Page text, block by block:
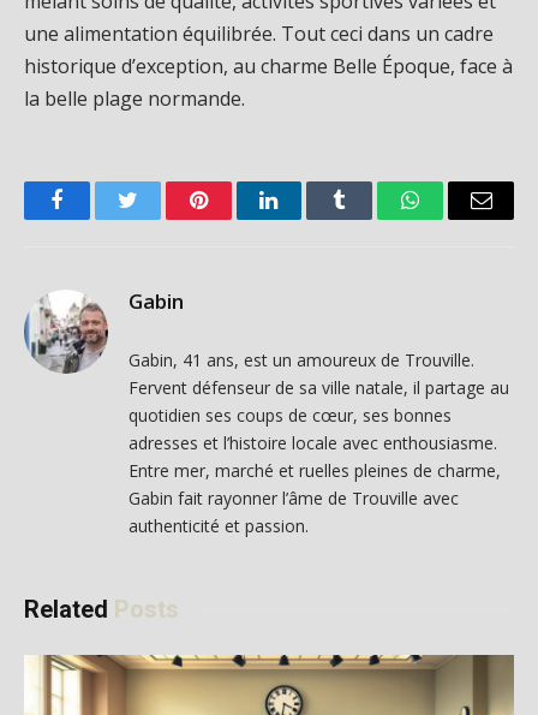
une alimentation équilibrée. Tout ceci dans un cadre
historique d’exception, au charme Belle Époque, face à
la belle plage normande.
FacebookTwitter PinterestLinkedInTumblr WhatsAppEmail
Gabin
Gabin, 41 ans, est un amoureux de Trouville.
Fervent défenseur de sa ville natale, il partage au
quotidien ses coups de cœur, ses bonnes
adresses et l’histoire locale avec enthousiasme.
Entre mer, marché et ruelles pleines de charme,
Gabin fait rayonner l’âme de Trouville avec
authenticité et passion.
Related Posts